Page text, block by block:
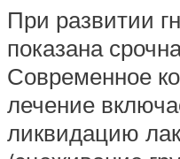
При развитии
показана
Современное
лечение
ликвидацию